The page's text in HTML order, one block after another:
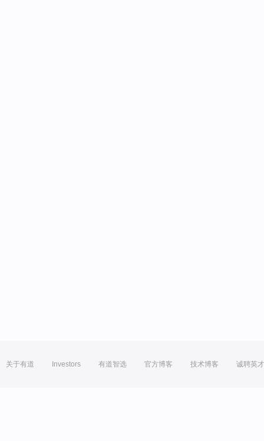
关于有道 Investors 有道智选 官方博客 技术博客 诚聘英才